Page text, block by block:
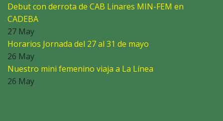
Debut con derrota de CAB Linares MIN-FEM en
CADEBA
27 May
Horarios Jornada del 27 al 31 de mayo
26 May
Nuestro mini femenino viaja a La Línea
26 May